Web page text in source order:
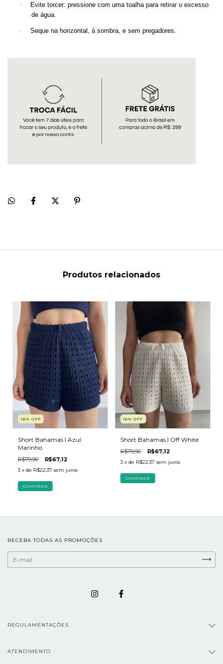
·
Evite torcer: pressione com uma toalha para retirar o excesso
de água.
· Seque na horizontal, à sombra, e sem pregadores.
Produtos relacionados
16% OFF
Short Bahamas I Azul
Marinho
R$79,90 R$67,12
3 x de R$22,37 sem juros
COMPRAR
16% OFF
Short Bahamas I Off White
R$79,90 R$67,12
3 x de R$22,37 sem juros
COMPRAR
RECEBA TODAS AS PROMOÇÕES
REGULAMENTAÇÕES
ATENDIMENTO